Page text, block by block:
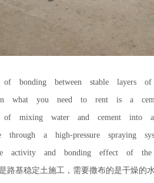
bonding between stable layers
what you need to rent is a
mixing water and cement into
a high-pressure spraying
activity and bonding effect of the
路基稳定土施工，需要撒布的是干燥的